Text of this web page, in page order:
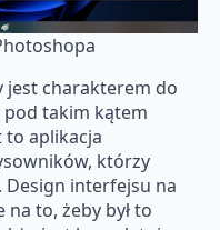
jest charakterem do
pod takim kątem
to aplikacja
którzy
Design interfejsu na
to, żeby był to